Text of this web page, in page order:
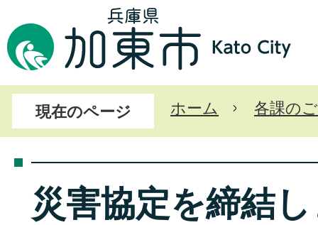
現在のページ ホーム 各課の
災害協定を締結